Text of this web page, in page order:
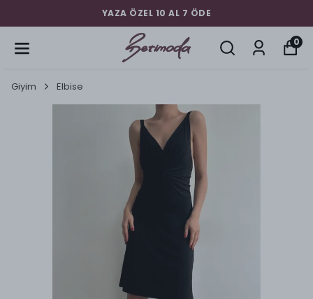
YAZA ÖZEL 10 AL 7 ÖDE
0
Giyim Elbise